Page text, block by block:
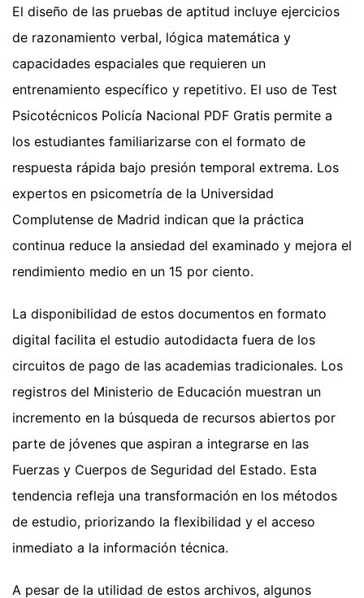
El diseño de las pruebas de aptitud incluye ejercicios
de razonamiento verbal, lógica matemática y
capacidades espaciales que requieren un
entrenamiento específico y repetitivo. El uso de Test
Psicotécnicos Policía Nacional PDF Gratis permite a
los estudiantes familiarizarse con el formato de
respuesta rápida bajo presión temporal extrema. Los
expertos en psicometría de la Universidad
Complutense de Madrid indican que la práctica
continua reduce la ansiedad del examinado y mejora el
rendimiento medio en un 15 por ciento.
La disponibilidad de estos documentos en formato
digital facilita el estudio autodidacta fuera de los
circuitos de pago de las academias tradicionales. Los
registros del Ministerio de Educación muestran un
incremento en la búsqueda de recursos abiertos por
parte de jóvenes que aspiran a integrarse en las
Fuerzas y Cuerpos de Seguridad del Estado. Esta
tendencia refleja una transformación en los métodos
de estudio, priorizando la flexibilidad y el acceso
inmediato a la información técnica.
A pesar de la utilidad de estos archivos, algunos